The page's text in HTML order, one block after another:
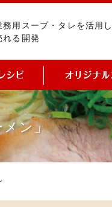
務用スープ・タレを活用
れる開発
メン」